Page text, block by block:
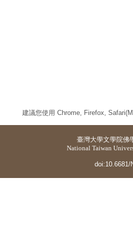
建議您使用 Chrome, Firefox,
臺灣大學文學院佛
National Taiwan
doi:10.6681/